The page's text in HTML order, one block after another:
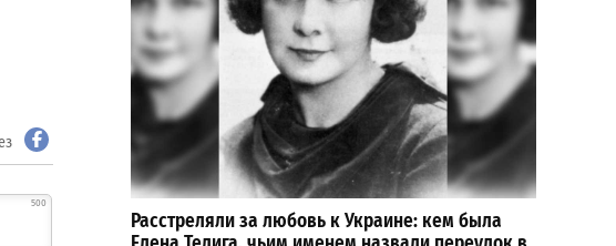
500
Расстреляли за любовь к Украине: кем была